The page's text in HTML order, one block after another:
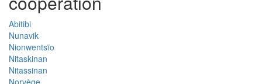
Abitibi
Nunavik
Nionwentsïo
Nitaskinan
Nitassinan